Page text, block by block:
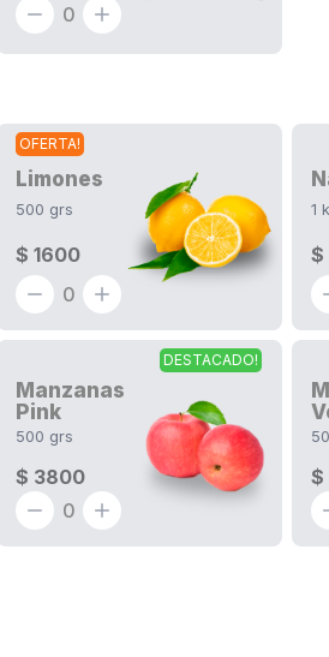
0
OFERTA!
Limones
500 grs
$ 1600
0
1
$
DESTACADO!
Manzanas
Pink
500 grs
$ 3800
0
$